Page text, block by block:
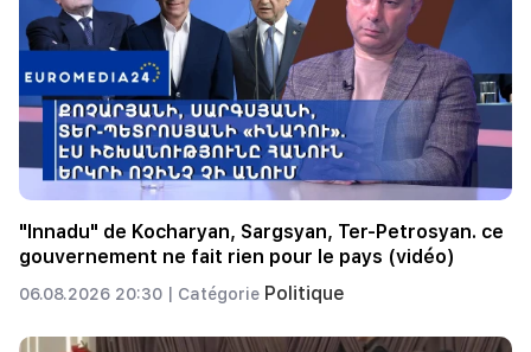
"Innadu" de Kocharyan, Sargsyan, Ter-Petrosyan. ce
gouvernement ne fait rien pour le pays (vidéo)
06.08.2026 20:30 | Catégorie Politique